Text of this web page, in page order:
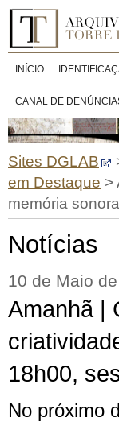
INÍCIO
CANAL DE
Sites DGLAB
em Destaque >
memória
Notícias
10 de Maio
Amanhã |
18h00,
No próximo